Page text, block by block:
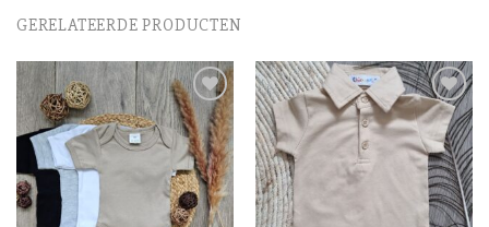
GERELATEERDE PRODUCTEN
Toevoegen
aan
wenslijst
Toevoegen
aan
wenslijst